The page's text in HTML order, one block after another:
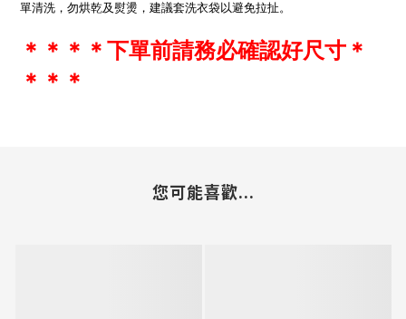
單清洗，勿烘乾及熨燙，建議套洗衣袋以避免拉扯。
＊ ＊ ＊ ＊下單前請務必確認好尺寸 ＊
＊ ＊ ＊
您可能喜歡...